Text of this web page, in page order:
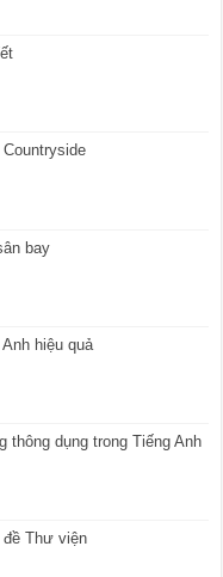
bay
hiệu quả
thông dụng trong Tiếng Anh
Thư viện